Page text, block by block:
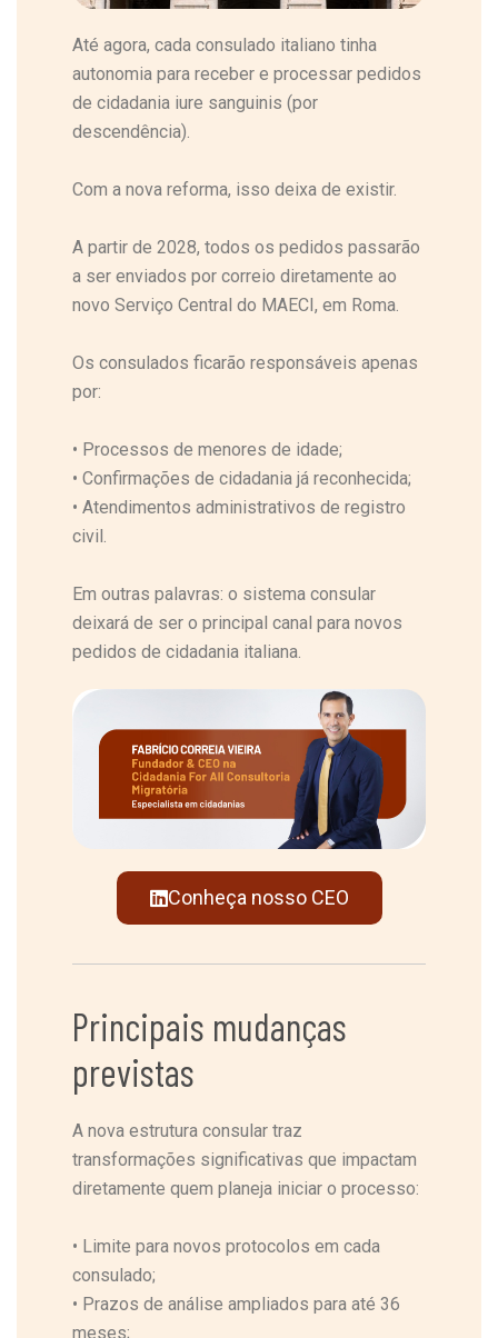
Até agora, cada consulado italiano tinha
autonomia para receber e processar pedidos
de cidadania iure sanguinis (por
descendência).
Com a nova reforma, isso deixa de existir.
A partir de 2028, todos os pedidos passarão
a ser enviados por correio diretamente ao
novo Serviço Central do MAECI, em Roma.
Os consulados ficarão responsáveis apenas
por:
• Processos de menores de idade;
• Confirmações de cidadania já reconhecida;
• Atendimentos administrativos de registro
civil.
Em outras palavras: o sistema consular
deixará de ser o principal canal para novos
pedidos de cidadania italiana.
Conheça nosso CEO
Principais mudanças
previstas
A nova estrutura consular traz
transformações significativas que impactam
diretamente quem planeja iniciar o processo:
• Limite para novos protocolos em cada
consulado;
• Prazos de análise ampliados para até 36
meses;